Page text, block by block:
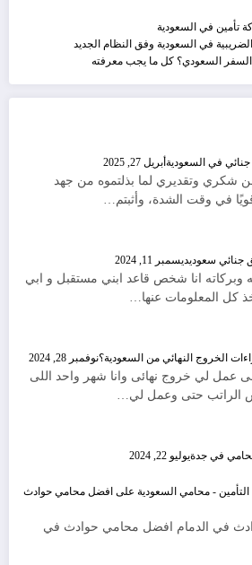
تأمين في السعودية
في السعودية وفق النظام الجديد
السفر السعودي؟ كل ما يجب معرفته
في السعودية أبريل 27, 2025
شكري وتقديري لما بذلتموه من جهد
في وقت الشدة، وأثبتم…
جنائي سعوديديسمبر 11, 2024
وبركاته انا شخص قاعد ابني مستقبل و ابي
كل المعلومات عنها…
الخروج النهائي من السعودية؟نوفمبر 28, 2024
عمل لي خروج نهائى وانا شهر واحد اللى
الراتب حتى وعمل لي…
في جدةيوليو 22, 2024
- محامي السعودية على افضل محامي حوادث
في الدمام افضل محامي حوادث في